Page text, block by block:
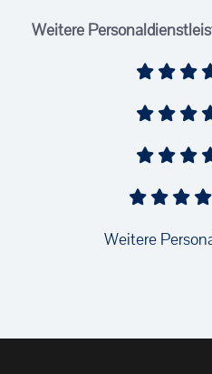
Weitere
Weitere